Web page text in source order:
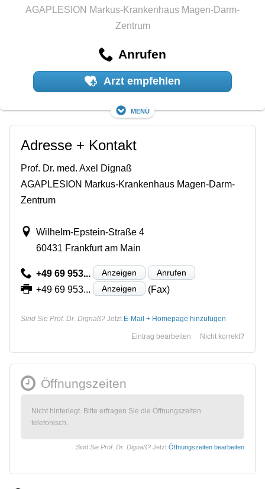
AGAPLESION Markus-Krankenhaus Magen-Darm-
Zentrum
Anrufen
Arzt empfehlen
Menü
Adresse + Kontakt
Prof. Dr. med. Axel Dignaß
AGAPLESION Markus-Krankenhaus Magen-Darm-
Zentrum
Wilhelm-Epstein-Straße 4
60431 Frankfurt am Main
+49 69 953... Anzeigen Anrufen
+49 69 953... Anzeigen (Fax)
Sind Sie Prof. Dr. Dignaß? Jetzt E-Mail + Homepage hinzufügen
Nicht korrekt?
Eintrag bearbeiten
Öffnungszeiten
Nicht hinterlegt. Bitte erfragen Sie die Öffnungszeiten
telefonisch.
Sind Sie Prof. Dr. Dignaß? Jetzt Öffnungszeiten bearbeiten